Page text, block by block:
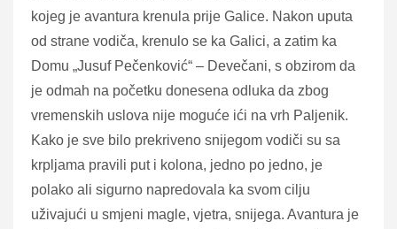
kojeg je avantura krenula prije Galice. Nakon uputa
od strane vodiča, krenulo se ka Galici, a zatim ka
Domu „Jusuf Pečenković“ – Devečani, s obzirom da
je odmah na početku donesena odluka da zbog
vremenskih uslova nije moguće ići na vrh Paljenik.
Kako je sve bilo prekriveno snijegom vodiči su sa
krpljama pravili put i kolona, jedno po jedno, je
polako ali sigurno napredovala ka svom cilju
uživajući u smjeni magle, vjetra, snijega. Avantura je